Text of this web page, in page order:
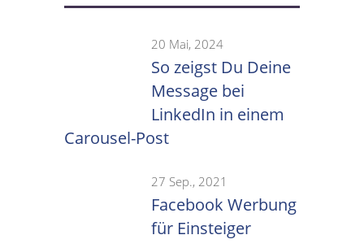
20 Mai, 2024
So zeigst Du Deine
Message bei
LinkedIn in einem
Carousel-Post
27 Sep., 2021
Facebook Werbung
für Einsteiger